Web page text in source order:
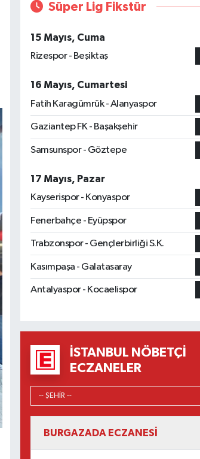
Süper Lig Fikstür
15 Mayıs, Cuma
Rizespor - Beşiktaş
16 Mayıs, Cumartesi
Fatih Karagümrük - Alanyaspor
Gaziantep FK - Başakşehir
Samsunspor - Göztepe
17 Mayıs, Pazar
Kayserispor - Konyaspor
Fenerbahçe - Eyüpspor
Trabzonspor - Gençlerbirliği S.K.
Kasımpaşa - Galatasaray
Antalyaspor - Kocaelispor
İSTANBUL NÖBETÇI
ECZANELER
BURGAZADA ECZANESİ